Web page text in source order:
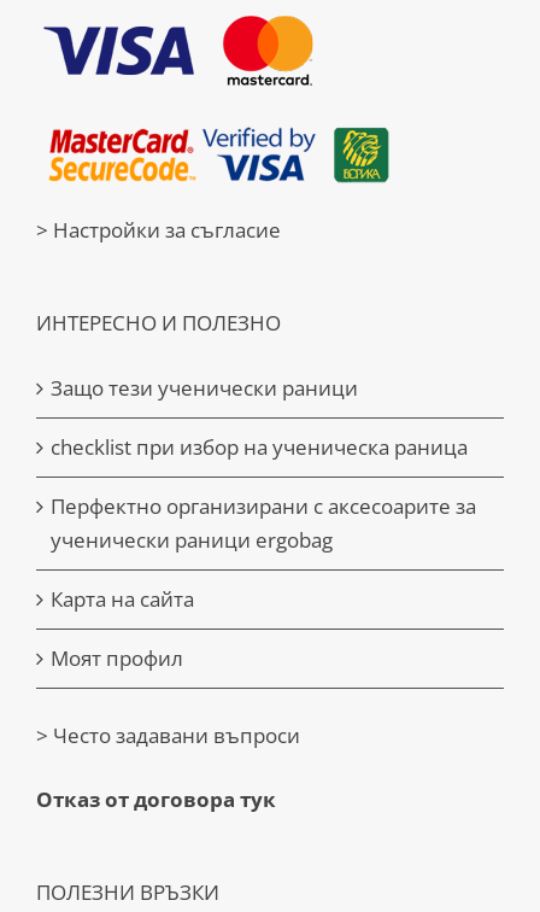
> Настройки за съгласие
ИНТЕРЕСНО И ПОЛЕЗНО
Защо тези ученически раници
checklist при избор на ученическа раница
Перфектно организирани с аксесоарите за
ученически раници ergobag
Карта на сайта
Моят профил
> Често задавани въпроси
Отказ от договора тук
ПОЛЕЗНИ ВРЪЗКИ